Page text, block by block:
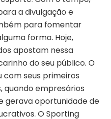
a divulgação e
para fomentar
forma. Hoje,
apostam nessa
do seu público. O
seus primeiros
quando empresários
gerava oportunidade de
O Sporting